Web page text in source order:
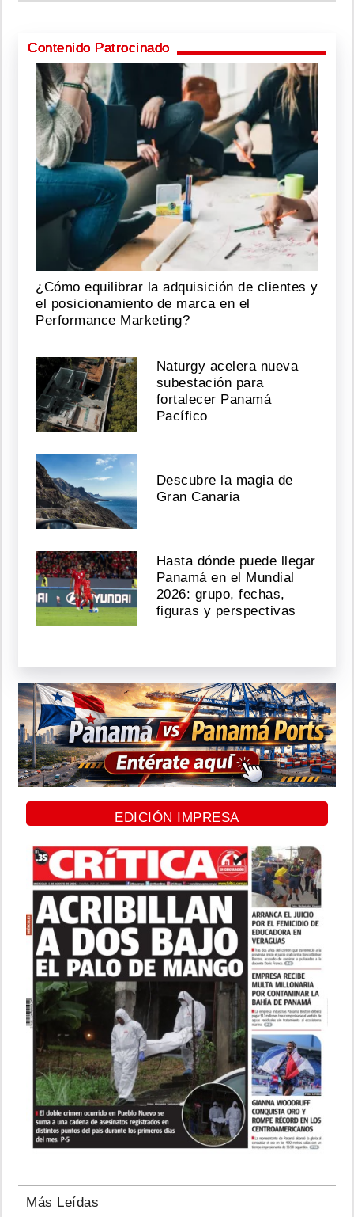
Contenido Patrocinado
¿Cómo equilibrar la adquisición de clientes y
el posicionamiento de marca en el
Performance Marketing?
Naturgy acelera nueva
subestación para
fortalecer Panamá
Pacífico
Descubre la magia de
Gran Canaria
Hasta dónde puede llegar
Panamá en el Mundial
2026: grupo, fechas,
figuras y perspectivas
EDICIÓN IMPRESA
Más Leídas